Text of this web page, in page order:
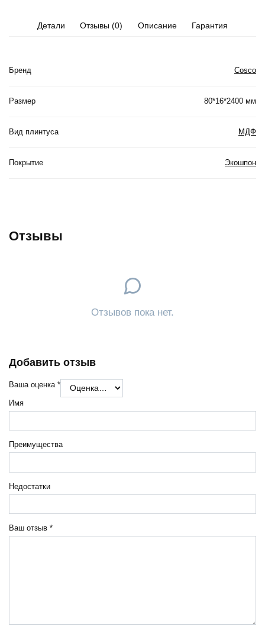
Детали Отзывы (0) Описание Гарантия
Бренд Cosco
Размер 80*16*2400 мм
Вид плинтуса МДФ
Покрытие Экошпон
Отзывы
Отзывов пока нет.
Добавить отзыв
Ваша оценка *
Ваш отзыв *
Имя
Преимущества
Недостатки